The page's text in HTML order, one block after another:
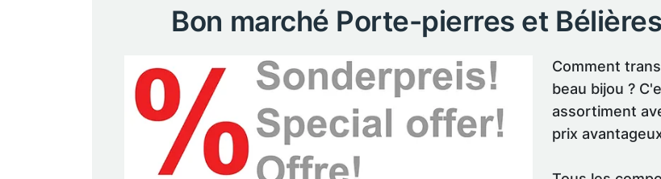
Bon marché Porte-pierres et
Comment
beau bijou ?
assortiment
prix